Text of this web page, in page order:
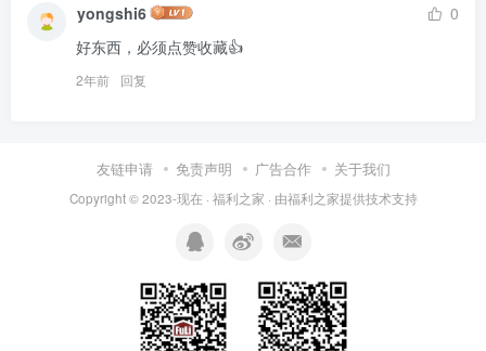
yongshi6
0
好东西，必须点赞收藏👍
2年前 回复
友链申请 免责声明 广告合作 关于我们
Copyright © 2023-现在 · 福利之家 · 由福利之家提供技术支持